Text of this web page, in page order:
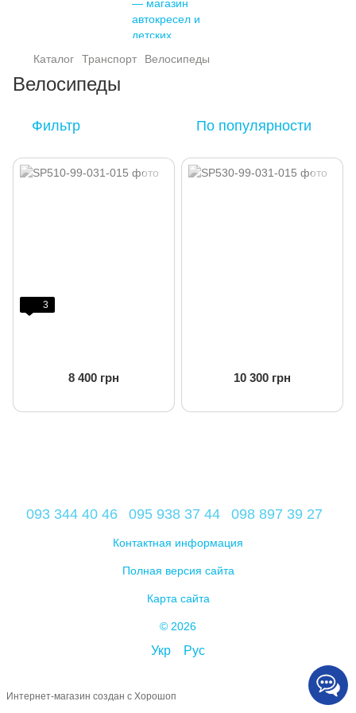
Каталог Транспорт Велосипеды
Велосипеды
Фильтр По популярности
3
8 400 грн 10 300 грн
093 344 40 46 095 938 37 44 098 897 39 27
Контактная информация
Полная версия сайта
Карта сайта
© 2026
Укр Рус
Интернет-магазин создан с Хорошоп